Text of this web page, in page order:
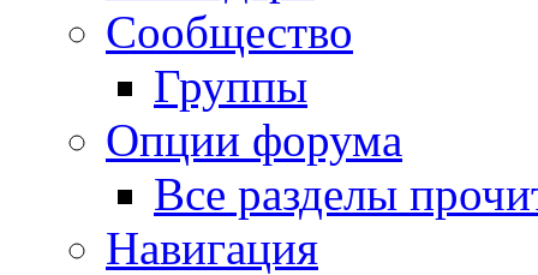
Сообщество
Группы
Опции форума
Все разделы
Навигация